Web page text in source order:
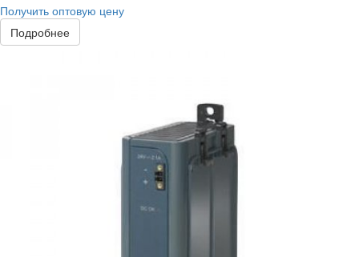
Получить оптовую цену
Подробнее